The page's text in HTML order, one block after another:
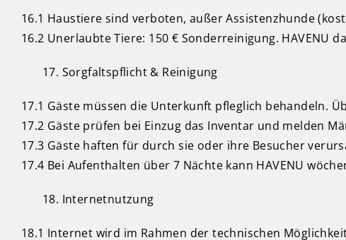
16.1 Haustiere sind verboten, außer Assistenzhunde
16.2 Unerlaubte Tiere: 150 € Sonderreinigung. HAVENU
Sorgfaltspflicht & Reinigung
17.1 Gäste müssen die Unterkunft pfleglich behandeln.
17.2 Gäste prüfen bei Einzug das Inventar und melden
17.3 Gäste haften für durch sie oder ihre Besucher
17.4 Bei Aufenthalten über 7 Nächte kann HAVENU
Internetnutzung
18.1 Internet wird im Rahmen der technischen